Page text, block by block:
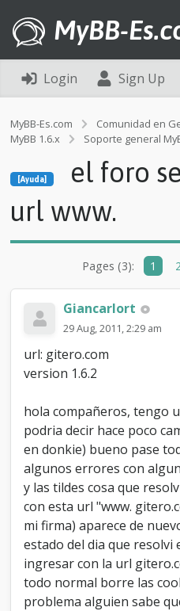
MyBB-
Login Sign Up
MyBB-Es.com Comunidad en
MyBB 1.6.x
Soporte general
[Ayuda]
el foro
url www.
Pages (3): 1
Giancarlort
29 Aug, 2011, 2:29 am
url: gitero.com
version 1.6.2
hola compañeros, tengo
podria decir hace poco
en donkie) bueno pase
algunos errores con
y las tildes cosa que
con esta url "www.
mi firma) aparece de
estado del dia que resolvi
ingresar con la url
todo normal borre las
problema alguien sabe